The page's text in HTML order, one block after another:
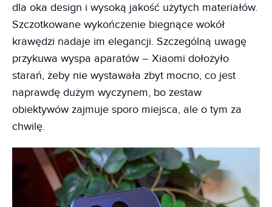
dla oka design i wysoką jakość użytych materiałów.
Szczotkowane wykończenie biegnące wokół
krawędzi nadaje im elegancji. Szczególną uwagę
przykuwa wyspa aparatów – Xiaomi dołożyło
starań, żeby nie wystawała zbyt mocno, co jest
naprawdę dużym wyczynem, bo zestaw
obiektywów zajmuje sporo miejsca, ale o tym za
chwilę.